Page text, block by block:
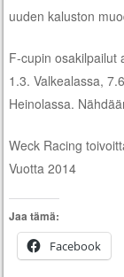
uuden kaluston
F-cupin osakilpailut
1.3. Valkealassa,
Heinolassa.
Weck Racing
Vuotta 2014
Jaa tämä:
Facebook